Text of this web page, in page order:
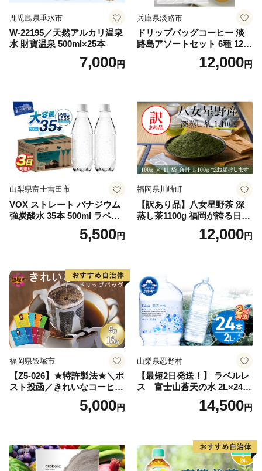
鹿児島県垂水市
W-22195／天然アルカリ温泉
水 財寶温泉 500ml×25本
7,000円
兵庫県淡路市
ドリップバッグコーヒー 淡
路島アソートセット 6種 120
袋 飲み比べ コーヒー
12,000円
山梨県富士吉田市
VOX ストレート バナジウム
強炭酸水 35本 500ml ラベル
レス【富士吉田市限定カート
5,500円
福岡県川崎町
【訳あり品】八女星野茶 深
蒸し茶1100g 福岡が誇る日本
茶_ 訳アリ 常温 お茶 茶袋 常
備品 おちゃ ocha 茶葉 緑茶
小分け お土産 お取り寄せ グ
ルメ 福岡 九州 福岡県 国産
日本 ふかむし茶 ふかむし 家
庭用 自宅用 ちゃ りょくちゃ
ふかむしちゃ 急須 甘み 川崎
町 送料無料
12,000円
福岡県飯塚市
【Z5-026】★特許製法★＼ポ
スト投函／きれいなコーヒー
ドリップバッグ9種セット(18
袋)ゆうパケットでお届け！
5,000円
山梨県忍野村
【最短2日発送！】 ラベルレ
ス 富士山蒼天の水 2L×24本
（4ケース）※離島不可 天然
水 ミネラルウォーター 水 ペ
産 シリカ ミネラル 美容 備蓄
防災 長期保存 富士山 山梨県
忍野村
14,500円